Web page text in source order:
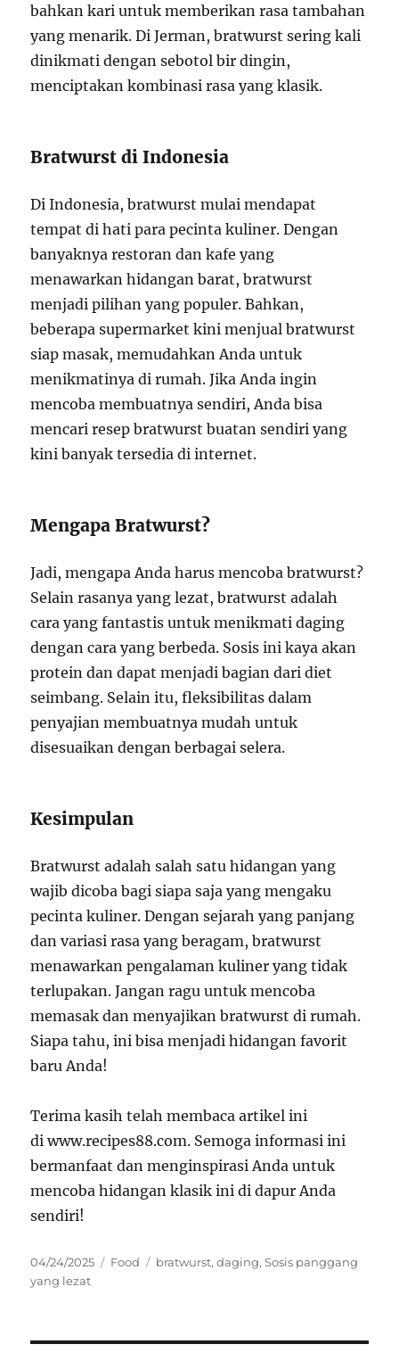
bahkan kari untuk memberikan rasa tambahan
yang menarik. Di Jerman, bratwurst sering kali
dinikmati dengan sebotol bir dingin,
menciptakan kombinasi rasa yang klasik.
Bratwurst di Indonesia
Di Indonesia, bratwurst mulai mendapat
tempat di hati para pecinta kuliner. Dengan
banyaknya restoran dan kafe yang
menawarkan hidangan barat, bratwurst
menjadi pilihan yang populer. Bahkan,
beberapa supermarket kini menjual bratwurst
siap masak, memudahkan Anda untuk
menikmatinya di rumah. Jika Anda ingin
mencoba membuatnya sendiri, Anda bisa
mencari resep bratwurst buatan sendiri yang
kini banyak tersedia di internet.
Mengapa Bratwurst?
Jadi, mengapa Anda harus mencoba bratwurst?
Selain rasanya yang lezat, bratwurst adalah
cara yang fantastis untuk menikmati daging
dengan cara yang berbeda. Sosis ini kaya akan
protein dan dapat menjadi bagian dari diet
seimbang. Selain itu, fleksibilitas dalam
penyajian membuatnya mudah untuk
disesuaikan dengan berbagai selera.
Kesimpulan
Bratwurst adalah salah satu hidangan yang
wajib dicoba bagi siapa saja yang mengaku
pecinta kuliner. Dengan sejarah yang panjang
dan variasi rasa yang beragam, bratwurst
menawarkan pengalaman kuliner yang tidak
terlupakan. Jangan ragu untuk mencoba
memasak dan menyajikan bratwurst di rumah.
Siapa tahu, ini bisa menjadi hidangan favorit
baru Anda!
Terima kasih telah membaca artikel ini
di www.recipes88.com. Semoga informasi ini
bermanfaat dan menginspirasi Anda untuk
mencoba hidangan klasik ini di dapur Anda
sendiri!
Posted
on
04/24/2025 Categories
Food Tags
bratwurst,daging,Sosis panggang
yang lezat